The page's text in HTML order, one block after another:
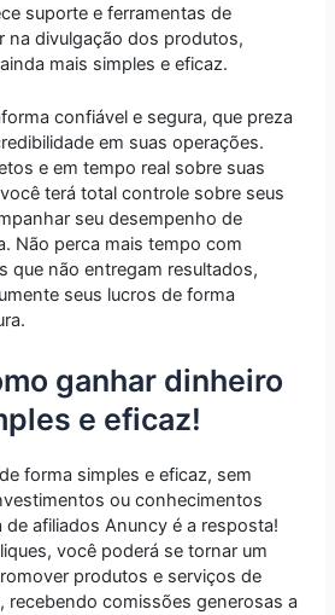
suporte e ferramentas de
na divulgação dos produtos,
mais simples e eficaz.
confiável e segura, que preza
em suas operações.
e em tempo real sobre suas
terá total controle sobre seus
seu desempenho de
Não perca mais tempo com
que não entregam resultados,
seus lucros de forma
ganhar dinheiro
e eficaz!
forma simples e eficaz, sem
ou conhecimentos
afiliados Anuncy é a resposta!
você poderá se tornar um
produtos e serviços de
recebendo comissões generosas a